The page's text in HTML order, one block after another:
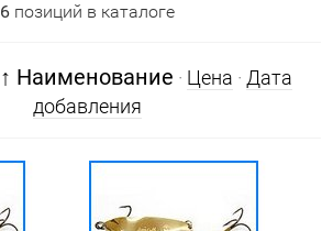
6позиций в каталоге
↑ Наименование · Цена · Дата
добавления